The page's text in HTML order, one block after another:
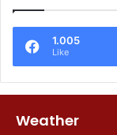
1.005
Like
Weather